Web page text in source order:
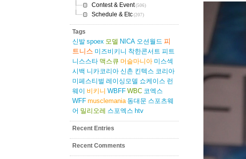
Contest & Event(506)
Schedule & Etc(207)
Tags
신발 spoex 모델 NICA 오션월드 피
트니스 미즈비키니 착한콘서트 피트
니스스타 맥스큐 머슬마니아 미스섹
시백 니카코리아 신촌 킨텍스 코리아
미페스티벌 레이싱모델 쇼케이스 런
웨이 비키니 WBFF WBC 코엑스
WFF musclemania 동대문 스포츠웨
어 밀리오레 스포엑스 htv
Recent Entries
Recent Comments